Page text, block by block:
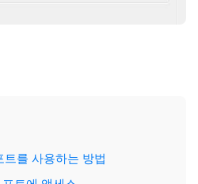
를 사용하는 방법